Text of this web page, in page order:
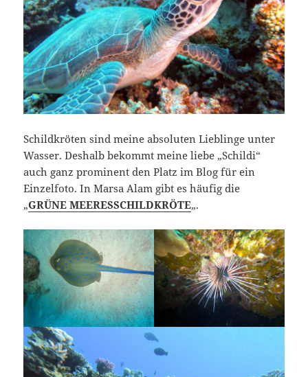
Schildkröten sind meine absoluten Lieblinge unter
Wasser. Deshalb bekommt meine liebe „Schildi“
auch ganz prominent den Platz im Blog für ein
Einzelfoto. In Marsa Alam gibt es häufig die
„GRÜNE MEERESSCHILDKRÖTE„.